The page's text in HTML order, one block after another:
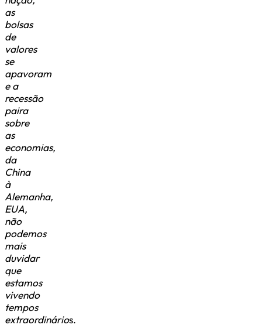
as
bolsas
de
valores
se
apavoram
e a
recessão
paira
sobre
as
economias,
da
China
à
Alemanha,
EUA,
não
podemos
mais
duvidar
que
estamos
vivendo
tempos
extraordinários.